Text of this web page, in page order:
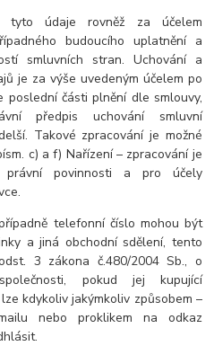
tyto údaje rovněž za účelem
budoucího uplatnění a
smluvních stran. Uchování a
je za výše uvedeným účelem po
části plnění dle smlouvy,
předpis uchování smluvní
Takové zpracování je možné
c) a f) Nařízení – zpracování je
právní povinnosti a pro účely
telefonní číslo mohou být
a jiná obchodní sdělení, tento
3 zákona č.480/2004 Sb., o
pokud jej kupující
kdykoliv jakýmkoliv způsobem –
nebo proklikem na odkaz